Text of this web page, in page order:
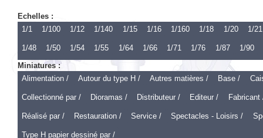
Echelles :
1/1
1/100 1/12 1/140 1/15 1/16 1/160 1/18 1/20 1/21
1/48 1/50 1/54 1/55 1/64 1/66 1/71 1/76 1/87
1/90
Miniatures :
Alimentation /
Autour du type H / Autres matières / Base /
Collectionné par / Dioramas / Distributeur / Editeur / Fabricant
Réalisé par / Restauration / Service / Spectacles - Loisirs /
Type H papier dessiné par /